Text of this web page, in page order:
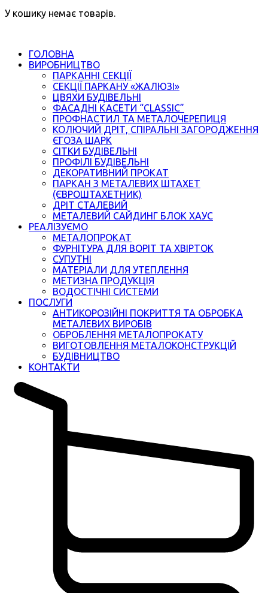
У кошику немає товарів.
ГОЛОВНА
ВИРОБНИЦТВО
ПАРКАННІ СЕКЦІЇ
СЕКЦІЇ ПАРКАНУ «ЖАЛЮЗІ»
ЦВЯХИ БУДІВЕЛЬНІ
ФАСАДНІ КАСЕТИ “CLASSIC”
ПРОФНАСТИЛ ТА МЕТАЛОЧЕРЕПИЦЯ
КОЛЮЧИЙ ДРІТ, СПІРАЛЬНІ ЗАГОРОДЖЕННЯ
ЄГОЗА ШАРК
СІТКИ БУДІВЕЛЬНІ
ПРОФІЛІ БУДІВЕЛЬНІ
ДЕКОРАТИВНИЙ ПРОКАТ
ПАРКАН З МЕТАЛЕВИХ ШТАХЕТ
(ЄВРОШТАХЕТНИК)
ДРІТ СТАЛЕВИЙ
МЕТАЛЕВИЙ САЙДИНГ БЛОК ХАУС
РЕАЛІЗУЄМО
МЕТАЛОПРОКАТ
ФУРНІТУРА ДЛЯ ВОРІТ ТА ХВІРТОК
СУПУТНІ
МАТЕРІАЛИ ДЛЯ УТЕПЛЕННЯ
МЕТИЗНА ПРОДУКЦІЯ
ВОДОСТІЧНІ СИСТЕМИ
ПОСЛУГИ
АНТИКОРОЗІЙНІ ПОКРИТТЯ ТА ОБРОБКА
МЕТАЛЕВИХ ВИРОБІВ
ОБРОБЛЕННЯ МЕТАЛОПРОКАТУ
ВИГОТОВЛЕННЯ МЕТАЛОКОНСТРУКЦІЙ
БУДІВНИЦТВО
КОНТАКТИ